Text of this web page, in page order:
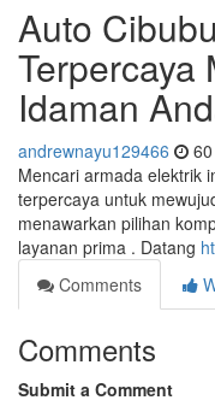
Auto
Terpercaya
Idaman
andrewnayu129466
Mencari armada elektrik
terpercaya untuk
menawarkan pilihan
layanan prima . Datang
Comments
Comments
Submit a Comment